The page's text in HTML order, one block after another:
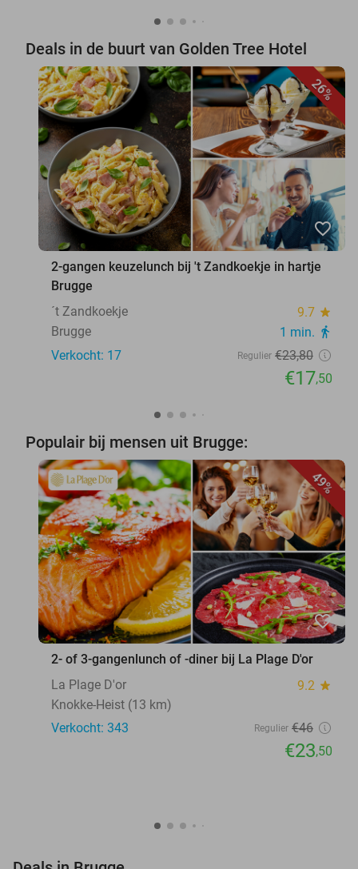
Deals in de buurt van Golden Tree Hotel
26%
favorite_border
2-gangen keuzelunch bij 't Zandkoekje in hartje
Brugge
´t Zandkoekje
9.7 star
Brugge 1 min. directions_walk
Verkocht: 17 Regulier €23,80
€17,50
Populair bij mensen uit Brugge:
49%
favorite_border
2- of 3-gangenlunch of -diner bij La Plage D'or
La Plage D'or
9.2 star
Knokke-Heist (13 km)
Verkocht: 343
Regulier €46
€23,50